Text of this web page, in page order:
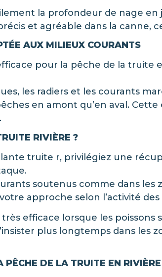
la profondeur de nage en
et agréable dans la canne,
AUX MILIEUX COURANTS
pour la pêche de la truite
les radiers et les courants
en amont qu’en aval.
RIVIÈRE ?
truite r, privilégiez une
soutenus comme dans
approche selon l’activité
efficace lorsque les poissons
plus longtemps dans les
DE LA TRUITE EN RIVIÈRE